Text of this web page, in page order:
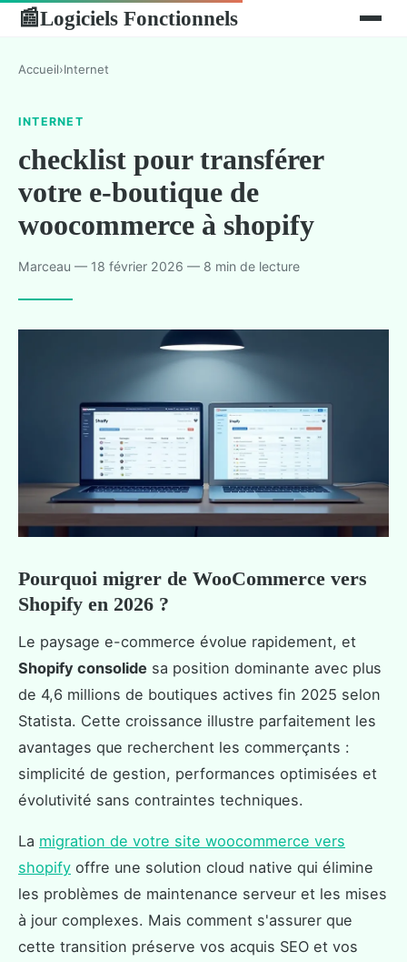
📰Logiciels Fonctionnels
Accueil›Internet
INTERNET
checklist pour transférer
votre e-boutique de
woocommerce à shopify
Marceau — 18 février 2026 — 8 min de lecture
Pourquoi migrer de WooCommerce vers
Shopify en 2026 ?
Le paysage e-commerce évolue rapidement, et
Shopify consolide sa position dominante avec plus
de 4,6 millions de boutiques actives fin 2025 selon
Statista. Cette croissance illustre parfaitement les
avantages que recherchent les commerçants :
simplicité de gestion, performances optimisées et
évolutivité sans contraintes techniques.
La migration de votre site woocommerce vers
shopify offre une solution cloud native qui élimine
les problèmes de maintenance serveur et les mises
à jour complexes. Mais comment s'assurer que
cette transition préserve vos acquis SEO et vos